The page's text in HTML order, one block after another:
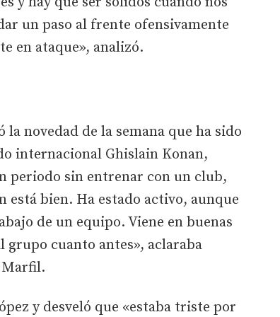
un paso al frente ofensivamente
en ataque», analizó.
novedad de la semana que ha sido
internacional Ghislain Konan,
periodo sin entrenar con un club,
está bien. Ha estado activo, aunque
de un equipo. Viene en buenas
grupo cuanto antes», aclaraba
Marfil.
y desveló que «estaba triste por